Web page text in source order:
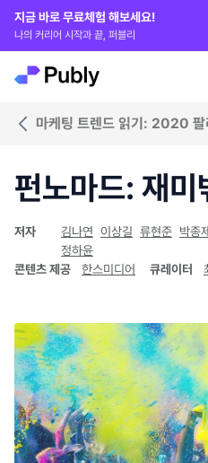
지금 바로 무료체험 해보세요!
나의 커리어 시작과 끝, 퍼블리
마케팅 트렌드 읽기: 2020 팔
펀노마드: 재미
저자 김나연 이상길 류현준 박종제
정하윤
콘텐츠 제공
한스미디어 큐레이터